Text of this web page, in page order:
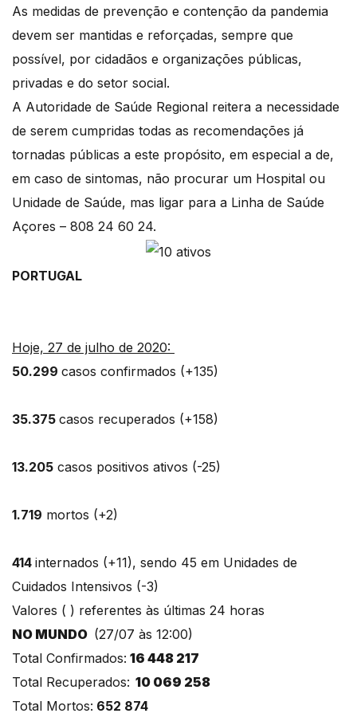
As medidas de prevenção e contenção da pandemia
devem ser mantidas e reforçadas, sempre que
possível, por cidadãos e organizações públicas,
privadas e do setor social.
A Autoridade de Saúde Regional reitera a necessidade
de serem cumpridas todas as recomendações já
tornadas públicas a este propósito, em especial a de,
em caso de sintomas, não procurar um Hospital ou
Unidade de Saúde, mas ligar para a Linha de Saúde
Açores – 808 24 60 24.
PORTUGAL
Hoje, 27 de julho de 2020:
50.299 casos confirmados (+135)
35.375 casos recuperados (+158)
13.205 casos positivos ativos (-25)
1.719 mortos (+2)
414 internados (+11), sendo 45 em Unidades de
Cuidados Intensivos (-3)
Valores ( ) referentes às últimas 24 horas
NO MUNDO (27/07 às 12:00)
Total Confirmados: 16 448 217
Total Recuperados: 10 069 258
Total Mortos: 652 874